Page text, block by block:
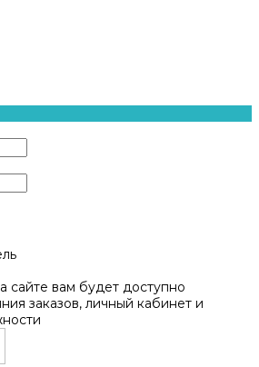
сайте вам будет доступно
заказов, личный кабинет и